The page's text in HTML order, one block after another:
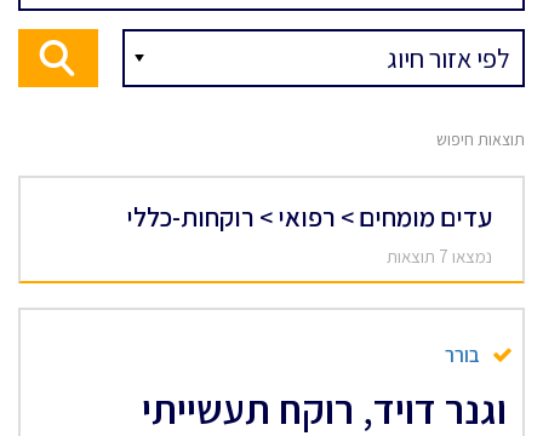
תוצאות חיפוש
עדים מומחים > רפואי > רוקחות-כללי
נמצאו 7 תוצאות
בורר
וגנר דויד, רוקח תעשייתי